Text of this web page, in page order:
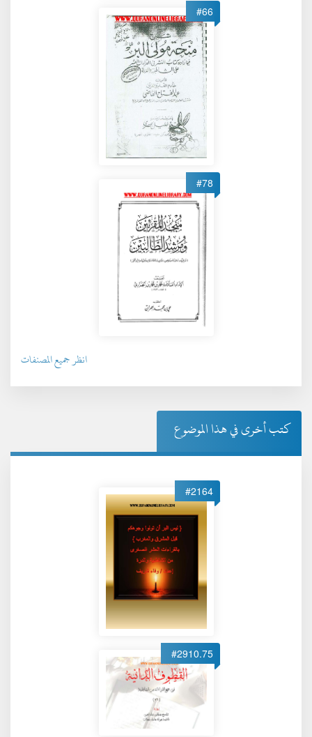
#66
#78
انظر جميع المصنفات
كتب أخرى في هذا الموضوع
#2164
#2910.75